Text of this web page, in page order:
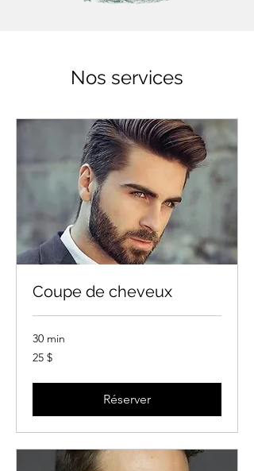
Nos services
Coupe de cheveux
30 min
25 dollars
canadiens
25 $
Réserver